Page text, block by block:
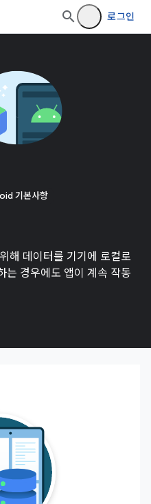
로그인
기본사항
해 데이터를 기기에 로컬로
는 경우에도 앱이 계속 작동